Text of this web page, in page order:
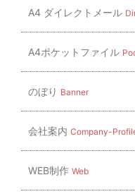
A4 ダイレクトメール
A4ポケットファイル
のぼり Banner
会社案内 Company-
WEB制作 Web